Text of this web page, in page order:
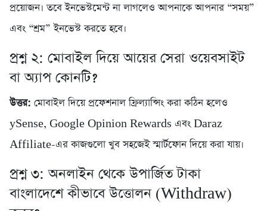
প্রয়োজন। তবে ইনভেস্টমেন্ট না লাগলেও আপনাকে আপনার “সময়”
এবং “শ্রম” ইনভেস্ট করতে হবে।
প্রশ্ন ২: মোবাইল দিয়ে আয়ের সেরা ওয়েবসাইট
বা অ্যাপ কোনটি?
উত্তর: মোবাইল দিয়ে প্রফেশনাল ফ্রিল্যান্সিং করা কঠিন হলেও
ySense, Google Opinion Rewards এবং Daraz
Affiliate-এর কাজগুলো খুব সহজেই স্মার্টফোন দিয়ে করা যায়।
প্রশ্ন ৩: অনলাইন থেকে উপার্জিত টাকা
বাংলাদেশে কীভাবে উত্তোলন (Withdraw)